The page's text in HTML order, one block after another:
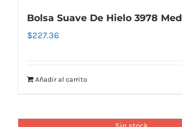
Bolsa Suave De Hielo 3978 Med
$227.36
Añadir al carrito